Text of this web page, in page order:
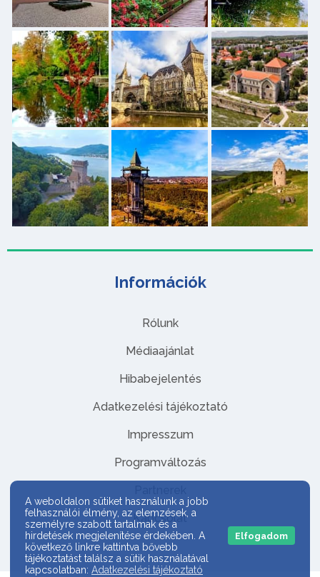
Információk
Rólunk
Médiaajánlat
Hibabejelentés
Adatkezelési tájékoztató
Impresszum
Programváltozás
Kapcsolat
A weboldalon sütiket használunk a jobb
felhasználói élmény, az elemzések, a
személyre szabott tartalmak és a
hirdetések megjelenítése érdekében. A
következő linkre kattintva bővebb
tájékoztatást találsz a sütik használatával
kapcsolatban: Adatkezelési tájékoztató
Elfogadom